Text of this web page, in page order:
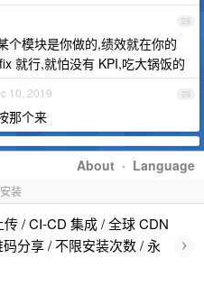
28
个模块是你做的,绩效就在你的
就行,就怕没有 KPI,吃大锅饭的
29
10, 2019
那个来
About · Language
装
/ CI-CD 集成 / 全球 CDN
分享 / 不限安装次数 / 永
›